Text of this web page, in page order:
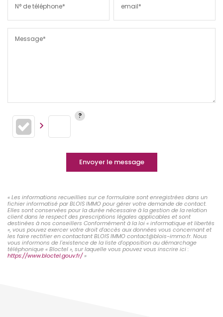
N° de téléphone* email*
Message*
Envoyer le message
« Les informations recueillies sur ce formulaire sont enregistrées dans un
fichier informatisé par BLOIS IMMO pour gérer votre demande de contact.
Elles sont conservées pour la durée nécessaire à la gestion de la relation
client dans le respect des prescriptions légales applicables et sont
destinées à nos conseillers Conformément à la loi « informatique et libertés
», vous pouvez exercer votre droit d'accès aux données vous concernant et
les faire rectifier en contactant BLOIS IMMO contact@blois-immo.fr. Nous
vous informons de l'existence de la liste d'opposition au démarchage
téléphonique « Bloctel », sur laquelle vous pouvez vous inscrire ici :
https://www.bloctel.gouv.fr/»